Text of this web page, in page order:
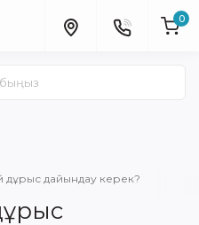
0
дұрыс дайындау керек?